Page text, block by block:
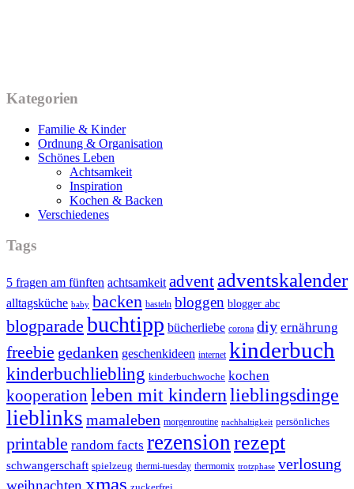
Kategorien
Familie & Kinder
Ordnung & Organisation
Schönes Leben
Achtsamkeit
Inspiration
Kochen & Backen
Verschiedenes
Tags
5 fragen am fünften achtsamkeit advent adventskalender
alltagsküche baby backen basteln bloggen blogger abc
blogparade buchtipp bücherliebe corona diy ernährung
freebie gedanken geschenkideen internet kinderbuch
kinderbuchliebling kinderbuchwoche kochen
kooperation leben mit kindernlieblingsdinge
lieblinks mamaleben morgenroutine nachhaltigkeit persönliches
printable random facts rezensionrezept
schwangerschaft spielzeug thermi-tuesday thermomix trotzphase verlosung
xmas